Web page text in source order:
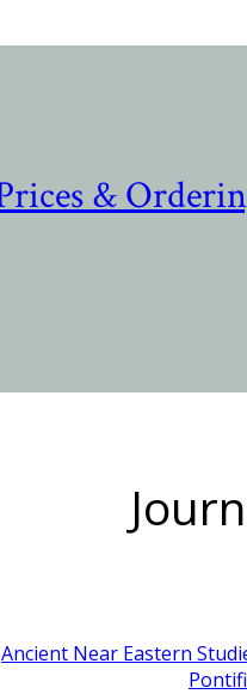
&
Ancient Near Eastern